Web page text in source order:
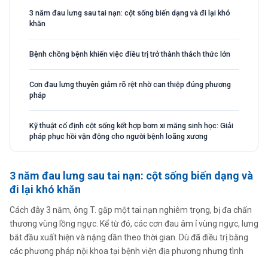
3 năm đau lưng sau tai nạn: cột sống biến dạng và đi lại khó
khăn
Bệnh chồng bệnh khiến việc điều trị trở thành thách thức lớn
Cơn đau lưng thuyên giảm rõ rệt nhờ can thiệp đúng phương
pháp
Kỹ thuật cố định cột sống kết hợp bơm xi măng sinh học: Giải
pháp phục hồi vận động cho người bệnh loãng xương
3 năm đau lưng sau tai nạn: cột sống biến dạng và
đi lại khó khăn
Cách đây 3 năm, ông T. gặp một tai nạn nghiêm trọng, bị đa chấn
thương vùng lồng ngực. Kể từ đó, các cơn đau âm ỉ vùng ngực, lưng
bắt đầu xuất hiện và nặng dần theo thời gian. Dù đã điều trị bằng
các phương pháp nội khoa tại bệnh viện địa phương nhưng tình